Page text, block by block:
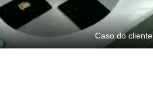
Caso do cliente